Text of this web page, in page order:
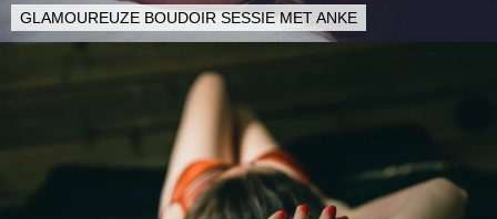
GLAMOUREUZE BOUDOIR SESSIE MET ANKE